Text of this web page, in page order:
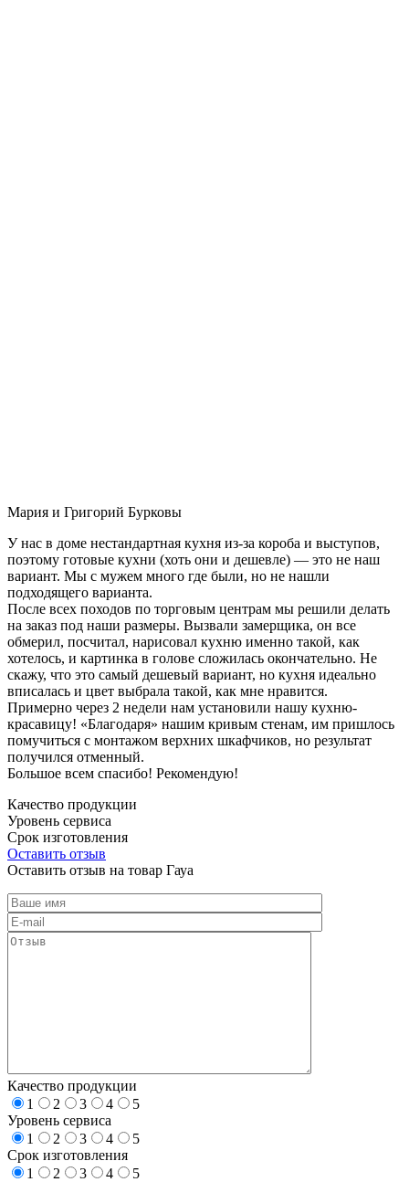
Мария и Григорий Бурковы
У нас в доме нестандартная кухня из-за короба и выступов,
поэтому готовые кухни (хоть они и дешевле) — это не наш
вариант. Мы с мужем много где были, но не нашли
подходящего варианта.
После всех походов по торговым центрам мы решили делать
на заказ под наши размеры. Вызвали замерщика, он все
обмерил, посчитал, нарисовал кухню именно такой, как
хотелось, и картинка в голове сложилась окончательно. Не
скажу, что это самый дешевый вариант, но кухня идеально
вписалась и цвет выбрала такой, как мне нравится.
Примерно через 2 недели нам установили нашу кухню-
красавицу! «Благодаря» нашим кривым стенам, им пришлось
помучиться с монтажом верхних шкафчиков, но результат
получился отменный.
Большое всем спасибо! Рекомендую!
Качество продукции
Уровень сервиса
Срок изготовления
Оставить отзыв
Оставить отзыв на товар Гауа
Качество продукции
1
2 3 4
5
Уровень сервиса
1
2 3 4
5
Срок изготовления
1
2 3 4
5